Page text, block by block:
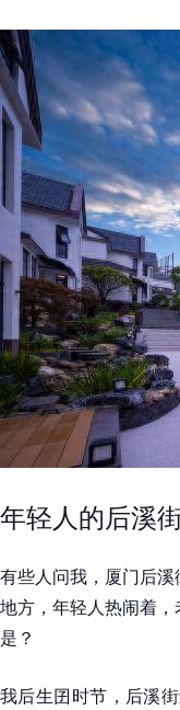
年轻人的后溪
有些人问我，厦门后
地方，年轻人热闹着
是？
我后生囝时节，后溪